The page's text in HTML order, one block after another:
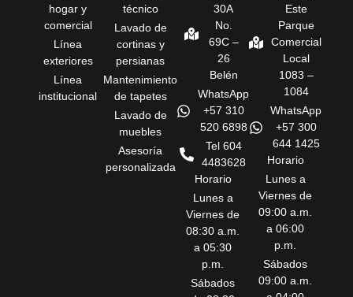
hogar y
comercial
Línea
exteriores
Línea
institucional
técnico
Lavado de
cortinas y
persianas
Mantenimiento
de tapetes
Lavado de
muebles
Asesoría
personalizada
30A
No.
69C –
26
Belén
WhatsApp
+57 310
520 6898
Tel 604
4483628
Horario
Lunes a
Viernes de
08:30 a.m.
a 05:30
p.m.
Sábados
Este
Parque
Comercial
Local
1083 –
1084
WhatsApp
+57 300
644 1425
Horario
Lunes a
Viernes de
09:00 a.m.
a 06:00
p.m.
Sábados
09:00 a.m.